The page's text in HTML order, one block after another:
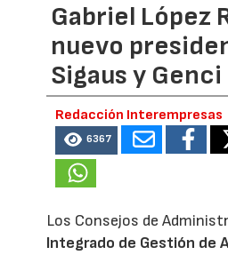
Gabriel López
nuevo
Sigaus y Genci
Redacción Interempresas
6367
Los Consejos de
Integrado de Gestión de